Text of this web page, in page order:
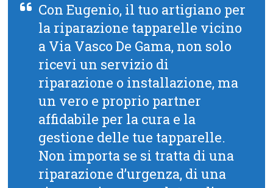
Con Eugenio, il tuo artigiano per
la riparazione tapparelle vicino
a Via Vasco De Gama, non solo
ricevi un servizio di
riparazione o installazione, ma
un vero e proprio partner
affidabile per la cura e la
gestione delle tue tapparelle.
Non importa se si tratta di una
riparazione d’urgenza, di una